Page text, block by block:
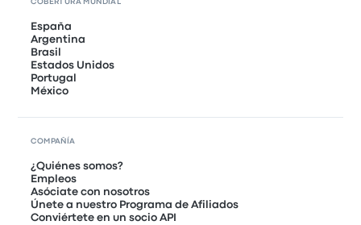
COBERTURA MUNDIAL
España
Argentina
Brasil
Estados Unidos
Portugal
México
COMPAÑÍA
¿Quiénes somos?
Empleos
Asóciate con nosotros
Únete a nuestro Programa de Afiliados
Conviértete en un socio API